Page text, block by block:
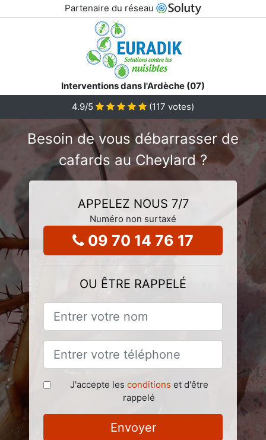
Partenaire du réseau
Interventions dans l'Ardèche (07)
4.9/5 (117 votes)
Besoin de vous débarrasser de
cafards au Cheylard ?
APPELEZ NOUS 7/7
Numéro non surtaxé
09 70 14 76 17
OU ÊTRE RAPPELÉ
J'accepte les conditions et d'être
rappelé
Envoyer